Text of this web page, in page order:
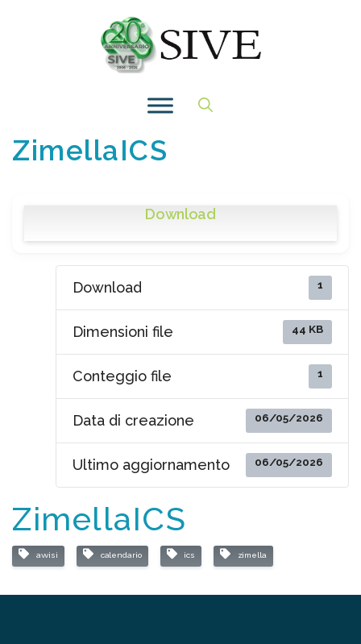
ZimellaICS
Download
Download 1
Dimensioni file 44 KB
Conteggio file 1
Data di creazione 06/05/2026
Ultimo aggiornamento 06/05/2026
ZimellaICS
avvisi calendario ics zimella